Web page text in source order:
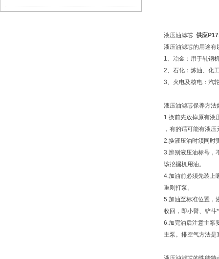
液压油滤芯 供应
液压油滤芯的用途有
1、冶金：用于轧钢
2、石化：炼油、化
3、火电及核电：汽
液压油滤芯保养方法
1.换前先放掉原有液
，有的话可能有液
2.换液压油时须同时
3.辨别液压油标号，
该挖掘机用油。
4.加油前必须先装上
重则打泵。
5.加油至标准位置，
收回，即小臂、铲斗
6.加完油后注意主泵
主泵。排空气方法